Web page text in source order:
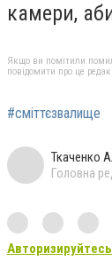
камери,
Якщо ви помітили
повідомити про це
#сміттєзвалище
Ткаченко
Головна
Авторизируйтесь